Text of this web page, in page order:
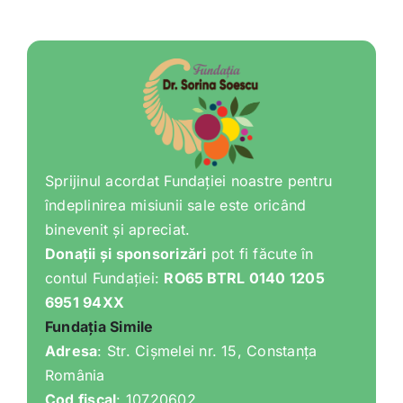
Tratamente naturale
Iubim fructele
Sprijinul acordat Fundației noastre pentru
îndeplinirea misiunii sale este oricând
binevenit și apreciat.
Donații și sponsorizări pot fi făcute în
contul Fundației: RO65 BTRL 0140 1205
6951 94XX
Fundația Simile
Adresa: Str. Cișmelei nr. 15, Constanța
România